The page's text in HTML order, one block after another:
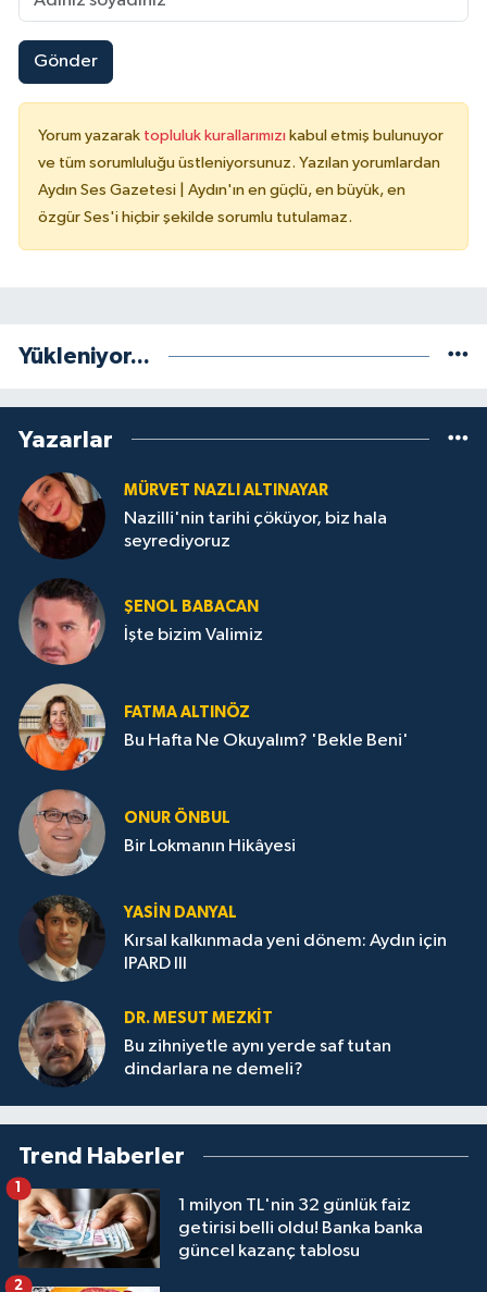
Gönder
Yorum yazarak topluluk kurallarımızı kabul etmiş bulunuyor
ve tüm sorumluluğu üstleniyorsunuz. Yazılan yorumlardan
Aydın Ses Gazetesi | Aydın'ın en güçlü, en büyük, en
özgür Ses'i hiçbir şekilde sorumlu tutulamaz.
Yükleniyor...
Yazarlar
MÜRVET NAZLI ALTINAYAR
Nazilli'nin tarihi çöküyor, biz hala
seyrediyoruz
ŞENOL BABACAN
İşte bizim Valimiz
FATMA ALTINÖZ
Bu Hafta Ne Okuyalım? 'Bekle Beni'
ONUR ÖNBUL
Bir Lokmanın Hikâyesi
YASIN DANYAL
Kırsal kalkınmada yeni dönem: Aydın için
IPARD III
DR. MESUT MEZKIT
Bu zihniyetle aynı yerde saf tutan
dindarlara ne demeli?
Trend Haberler
1 milyon TL'nin 32 günlük faiz
getirisi belli oldu! Banka banka
güncel kazanç tablosu
1
2